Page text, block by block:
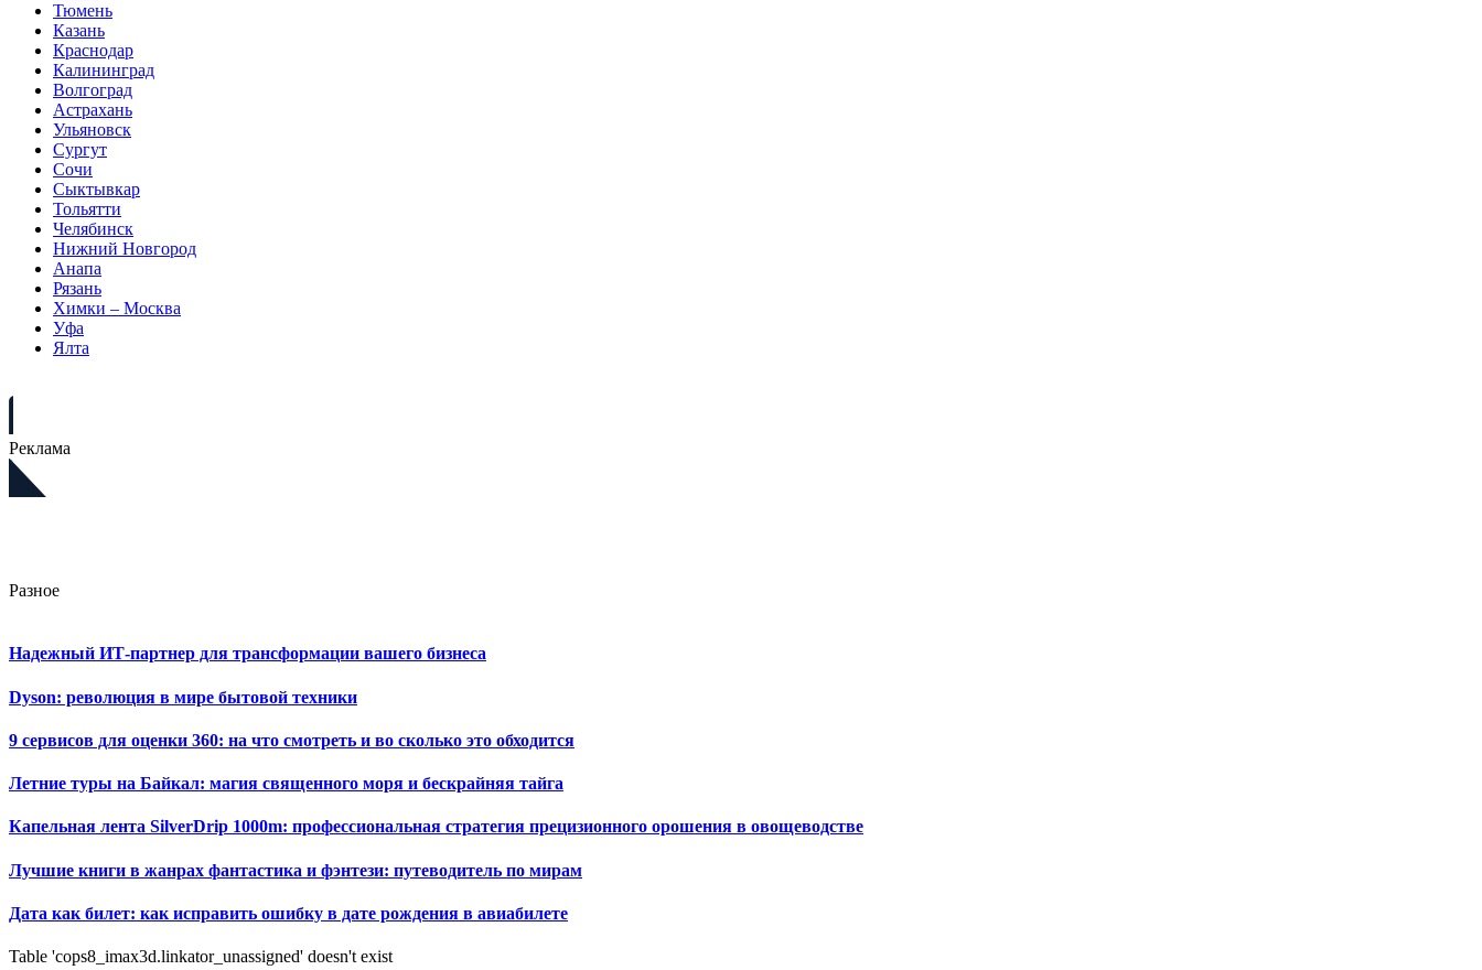
Тюмень
Казань
Краснодар
Калининград
Волгоград
Астрахань
Ульяновск
Сургут
Сочи
Сыктывкар
Тольятти
Челябинск
Нижний Новгород
Анапа
Рязань
Химки – Москва
Уфа
Ялта
Реклама
Разное
Надежный ИТ-партнер для трансформации вашего бизнеса
Dyson: революция в мире бытовой техники
9 сервисов для оценки 360: на что смотреть и во сколько это обходится
Летние туры на Байкал: магия священного моря и бескрайняя тайга
Капельная лента SilverDrip 1000m: профессиональная стратегия прецизионного орошения в овощеводстве
Лучшие книги в жанрах фантастика и фэнтези: путеводитель по мирам
Дата как билет: как исправить ошибку в дате рождения в авиабилете
Table 'cops8_imax3d.linkator_unassigned' doesn't exist